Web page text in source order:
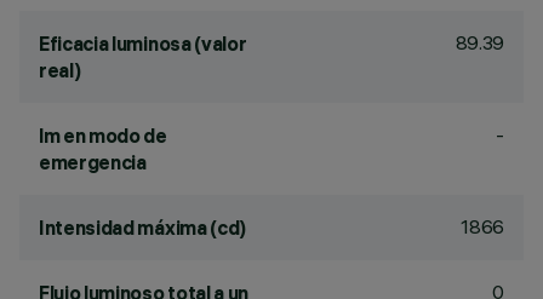
Eficacia luminosa (valor
real)
89.39
lm en modo de
emergencia
-
Intensidad máxima (cd) 1866
Flujo luminoso total a un
0